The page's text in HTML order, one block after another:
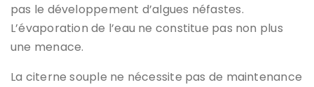
pas le développement d’algues néfastes.
L’évaporation de l’eau ne constitue pas non plus
une menace.
La citerne souple ne nécessite pas de maintenance